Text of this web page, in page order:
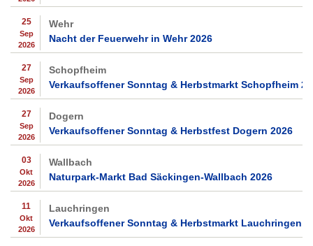
25
Sep
2026
Wehr
Nacht der Feuerwehr in Wehr 2026
27
Sep
2026
Schopfheim
Verkaufsoffener Sonntag & Herbstmarkt Schopfheim
27
Sep
2026
Dogern
Verkaufsoffener Sonntag & Herbstfest Dogern 2026
03
Okt
2026
Wallbach
Naturpark-Markt Bad Säckingen-Wallbach 2026
11
Okt
2026
Lauchringen
Verkaufsoffener Sonntag & Herbstmarkt Lauchringen